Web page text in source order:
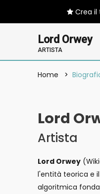
Crea
Lord Orwey
ARTISTA
Home
Lord
Artista
Lord Orwey
l'entità teorica e
algoritmica